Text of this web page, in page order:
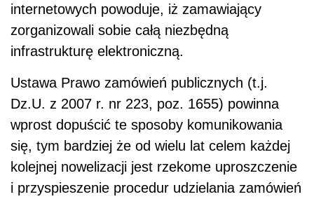
internetowych powoduje, iż zamawiający
zorganizowali sobie całą niezbędną
infrastrukturę elektroniczną.
Ustawa Prawo zamówień publicznych (t.j.
Dz.U. z 2007 r. nr 223, poz. 1655) powinna
wprost dopuścić te sposoby komunikowania
się, tym bardziej że od wielu lat celem każdej
kolejnej nowelizacji jest rzekome uproszczenie
i przyspieszenie procedur udzielania zamówień